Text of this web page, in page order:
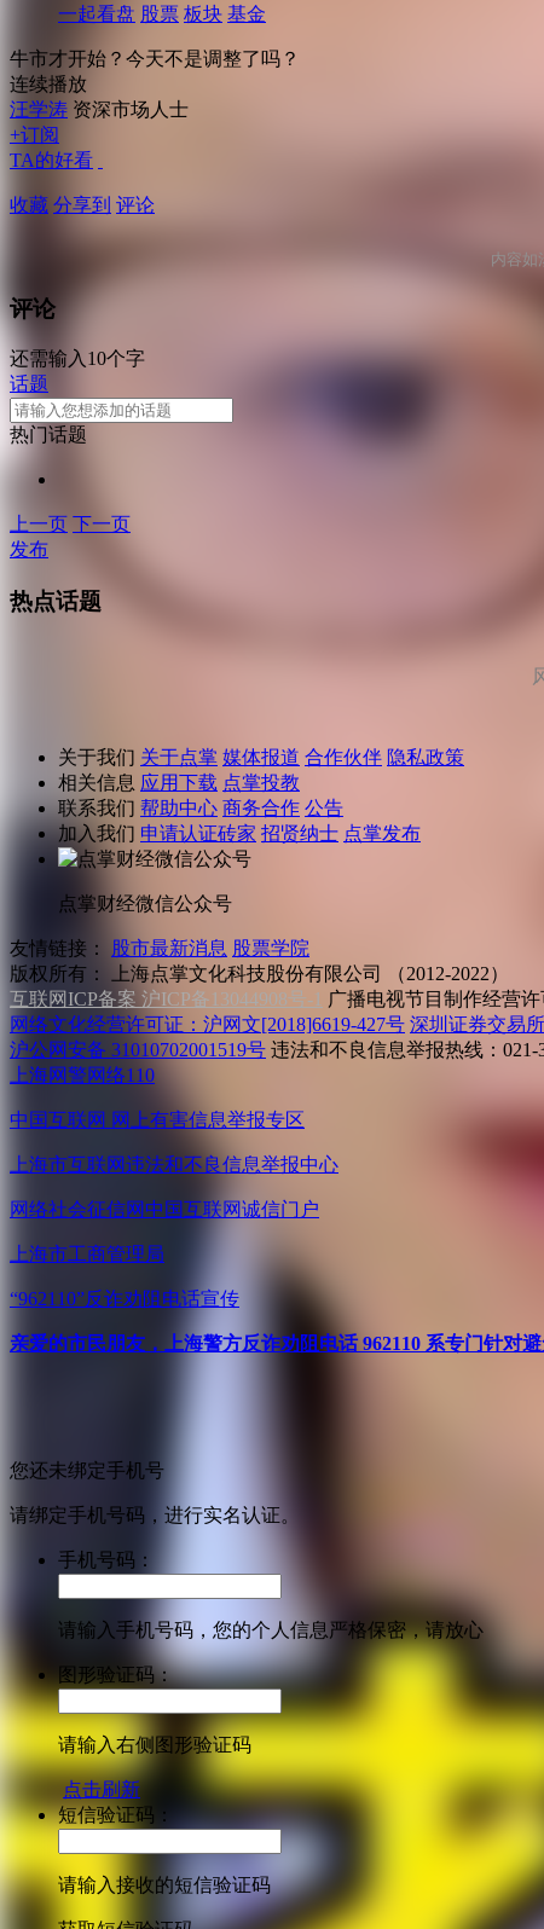
一起看盘 股票 板块 基金
牛市才开始？今天不是调整了吗？
连续播放
汪学涛 资深市场人士
+订阅
TA的好看
收藏 分享到 评论
内容如
评论
还需输入10个字
话题
热门话题
上一页 下一页
发布
热点话题
关于我们 关于点掌 媒体报道 合作伙伴 隐私政策
相关信息 应用下载 点掌投教
联系我们 帮助中心 商务合作 公告
加入我们 申请认证砖家 招贤纳士 点掌发布
点掌财经微信公众号
友情链接： 股市最新消息 股票学院
版权所有：
上海点掌文化科技股份有限公司 （2012-2022）
互联网ICP备案 沪ICP备13044908号-1 广播电视节目制作经营
网络文化经营许可证：沪网文[2018]6619-427号 深圳证券交易
沪公网安备 31010702001519号 违法和不良信息举报热线：021-
上海网警网络110
中国互联网 网上有害信息举报专区
上海市互联网违法和不良信息举报中心
网络社会征信网 中国互联网诚信门户
上海市工商管理局
“962110”反诈劝阻电话宣传
亲爱的市民朋友，上海警方反诈劝阻电话 962110 系专门针对
您还未绑定手机号
请绑定手机号码，进行实名认证。
手机号码：
请输入手机号码，您的个人信息严格保密，请放心
图形验证码：
请输入右侧图形验证码
点击刷新
短信验证码：
请输入接收的短信验证码